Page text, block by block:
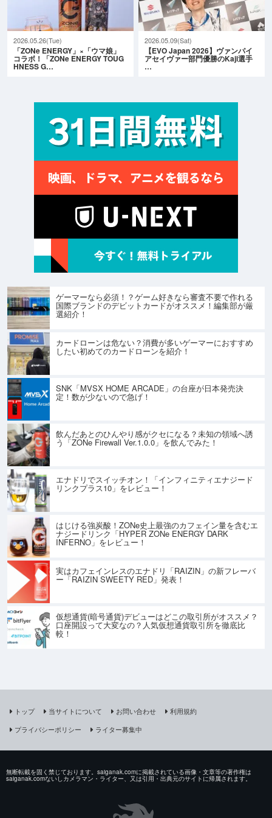
2026.05.26(Tue)
「ZONe ENERGY」×「ウマ娘」
コラボ！「ZONe ENERGY TOUG
HNESS G…
2026.05.09(Sat)
【EVO Japan 2026】ヴァンパイ
アセイヴァー部門優勝のKaji選手
…
ゲーマーなら必須！？ゲーム好きなら審査不要で作れる
国際ブランドのデビットカードがオススメ！編集部が厳
選紹介！
カードローンは危ない？消費が多いゲーマーにおすすめ
したい初めてのカードローンを紹介！
SNK「MVSX HOME ARCADE」の台座が日本発売決
定！数が少ないので急げ！
飲んだあとのひんやり感がクセになる？未知の領域へ誘
う「ZONe Firewall Ver.1.0.0」を飲んでみた！
エナドリでスイッチオン！「インフィニティエナジード
リンクプラス10」をレビュー！
はじける強炭酸！ZONe史上最強のカフェイン量を含むエ
ナジードリンク「HYPER ZONe ENERGY DARK
INFERNO」をレビュー！
実はカフェインレスのエナドリ「RAIZIN」の新フレーバ
ー「RAIZIN SWEETY RED」発表！
仮想通貨(暗号通貨)デビューはどこの取引所がオススメ？
口座開設って大変なの？人気仮想通貨取引所を徹底比
較！
トップ 当サイトについて お問い合わせ
利用規約
プライバシーポリシー
ライター募集中
無断転載を固く禁じております。saiganak.comに掲載されている画像・文章等の著作権は
saiganak.comないしカメラマン・ライター、又は引用・出典元のサイトに帰属されます。